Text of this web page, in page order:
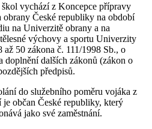
vychází z Koncepce přípravy
obrany České republiky na období
na Univerzitě obrany a na
výchovy a sportu Univerzity
50 zákona č. 111/1998 Sb., o
doplnění dalších zákonů (zákon o
předpisů.
do služebního poměru vojáka z
občan České republiky, který
jako své zaměstnání.